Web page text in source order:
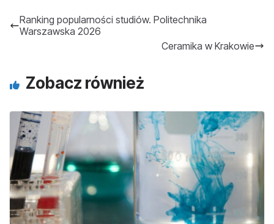
Ranking popularności studiów. Politechnika
Warszawska 2026
Ceramika w Krakowie
Zobacz również